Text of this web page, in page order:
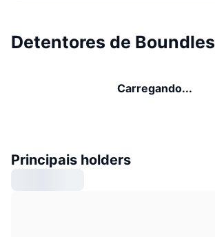
Detentores de
Carregando...
Principais holders